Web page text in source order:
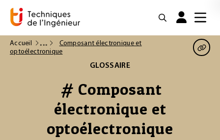
Accueil
Composant électronique et
optoélectronique
GLOSSAIRE
# Composant
électronique et
optoélectronique